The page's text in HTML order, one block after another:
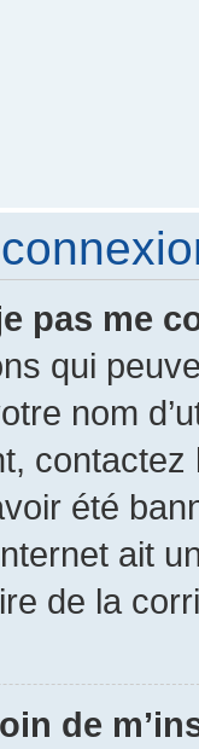
pas me
qui
nom
été
ait
de la
de